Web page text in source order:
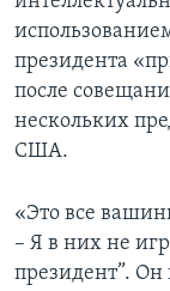
президента
после
нескольких
США.
«Это все
– Я в них не
президент”.